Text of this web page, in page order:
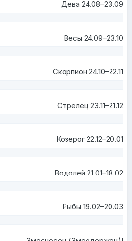
Дева 24.08–23.09
Весы 24.09–23.10
Скорпион 24.10–22.11
Стрелец 23.11–21.12
Козерог 22.12–20.01
Водолей 21.01–18.02
Рыбы 19.02–20.03